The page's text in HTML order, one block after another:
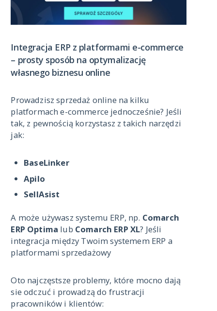
Integracja ERP z platformami e-commerce
– prosty sposób na optymalizację
własnego biznesu online
Prowadzisz sprzedaż online na kilku
platformach e-commerce jednocześnie? Jeśli
tak, z pewnością korzystasz z takich narzędzi
jak:
BaseLinker
Apilo
SellAsist
A może używasz systemu ERP, np. Comarch
ERP Optima lub Comarch ERP XL? Jeśli
integracja między Twoim systemem ERP a
platformami sprzedażowy
Oto najczęstsze problemy, które mocno dają
sie odczuć i prowadzą do frustracji
pracowników i klientów: